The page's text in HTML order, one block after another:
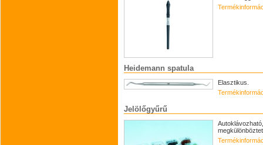
Heidemann spatula
Elasztikus.
Jelölőgyűrű